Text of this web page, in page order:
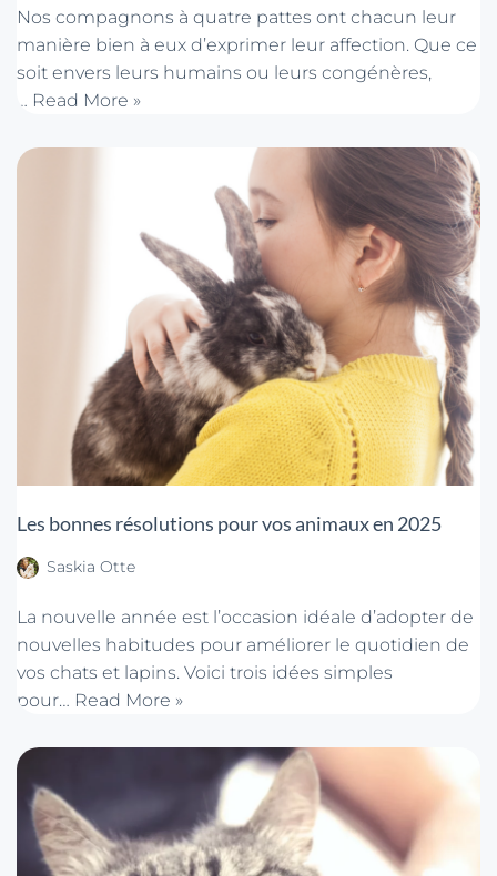
Nos compagnons à quatre pattes ont chacun leur
manière bien à eux d’exprimer leur affection. Que ce
soit envers leurs humains ou leurs congénères,
… Read More »
Les bonnes résolutions pour vos animaux en 2025
Saskia Otte
La nouvelle année est l’occasion idéale d’adopter de
nouvelles habitudes pour améliorer le quotidien de
vos chats et lapins. Voici trois idées simples
pour… Read More »